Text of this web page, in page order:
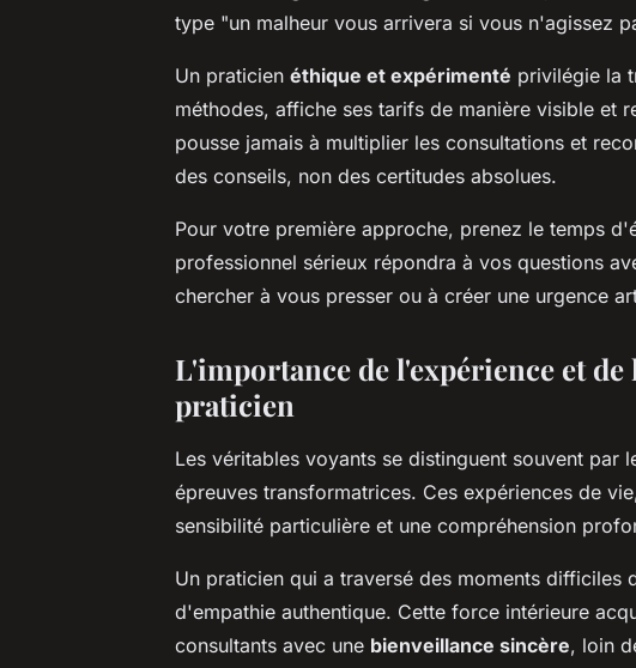
type "un malheur vous arrivera si vous n'agissez
Un praticien éthique et expérimenté privilégie la
méthodes, affiche ses tarifs de manière visible et
pousse jamais à multiplier les consultations et
des conseils, non des certitudes absolues.
Pour votre première approche, prenez le temps
professionnel sérieux répondra à vos questions
chercher à vous presser ou à créer une urgence
L'importance de l'expérience et
praticien
Les véritables voyants se distinguent souvent par
épreuves transformatrices. Ces expériences de
sensibilité particulière et une compréhension
Un praticien qui a traversé des moments difficiles
d'empathie authentique. Cette force intérieure
consultants avec une bienveillance sincère, loin